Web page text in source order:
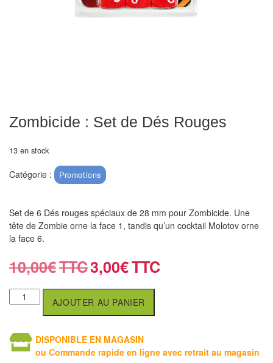
Pièces
Ecoles
&
muraux/Plein
air
Echiquier
pour
aveugles
Logiciels
d'échecs
Zombicide : Set de Dés Rouges
13 en stock
Catégorie : Promotions
Set de 6 Dés rouges spéciaux de 28 mm pour Zombicide. Une
tête de Zombie orne la face 1, tandis qu’un cocktail Molotov orne
la face 6.
10,00€ 3,00€
AJOUTER AU PANIER
DISPONIBLE EN MAGASIN
ou Commande rapide en ligne avec retrait au magasin